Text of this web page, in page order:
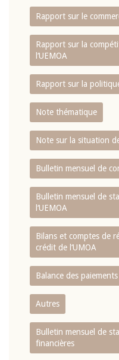
Rapport sur le
Rapport sur la
l‘UEMOA
Rapport sur la
Note thématique
Note sur la situation
Bulletin mensuel de
Bulletin mensuel de
l‘UEMOA
Bilans et comptes de
crédit de l‘UMOA
Balance des paiements
Autres
Bulletin mensuel de
financières